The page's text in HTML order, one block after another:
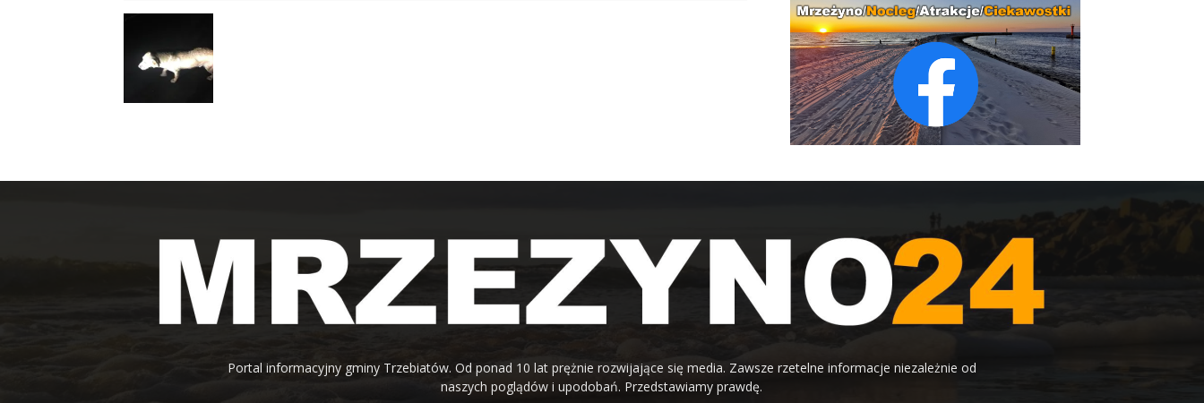
Portal informacyjny gminy Trzebiatów. Od ponad 10 lat prężnie rozwijające się media. Zawsze rzetelne informacje niezależnie od
naszych poglądów i upodobań. Przedstawiamy prawdę.